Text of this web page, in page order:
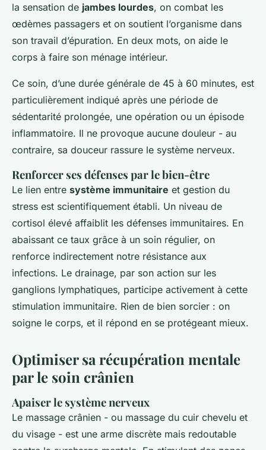
la sensation de jambes lourdes, on combat les
œdèmes passagers et on soutient l’organisme dans
son travail d’épuration. En deux mots, on aide le
corps à faire son ménage intérieur.
Ce soin, d’une durée générale de 45 à 60 minutes, est
particulièrement indiqué après une période de
sédentarité prolongée, une opération ou un épisode
inflammatoire. Il ne provoque aucune douleur - au
contraire, sa douceur rassure le système nerveux.
Renforcer ses défenses par le bien-être
Le lien entre système immunitaire et gestion du
stress est scientifiquement établi. Un niveau de
cortisol élevé affaiblit les défenses immunitaires. En
abaissant ce taux grâce à un soin régulier, on
renforce indirectement notre résistance aux
infections. Le drainage, par son action sur les
ganglions lymphatiques, participe activement à cette
stimulation immunitaire. Rien de bien sorcier : on
soigne le corps, et il répond en se protégeant mieux.
Optimiser sa récupération mentale
par le soin crânien
Apaiser le système nerveux
Le massage crânien - ou massage du cuir chevelu et
du visage - est une arme discrète mais redoutable